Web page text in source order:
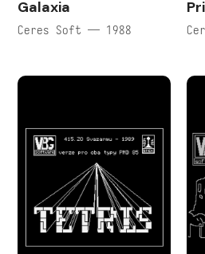
Galaxia
Ceres Soft — 1988